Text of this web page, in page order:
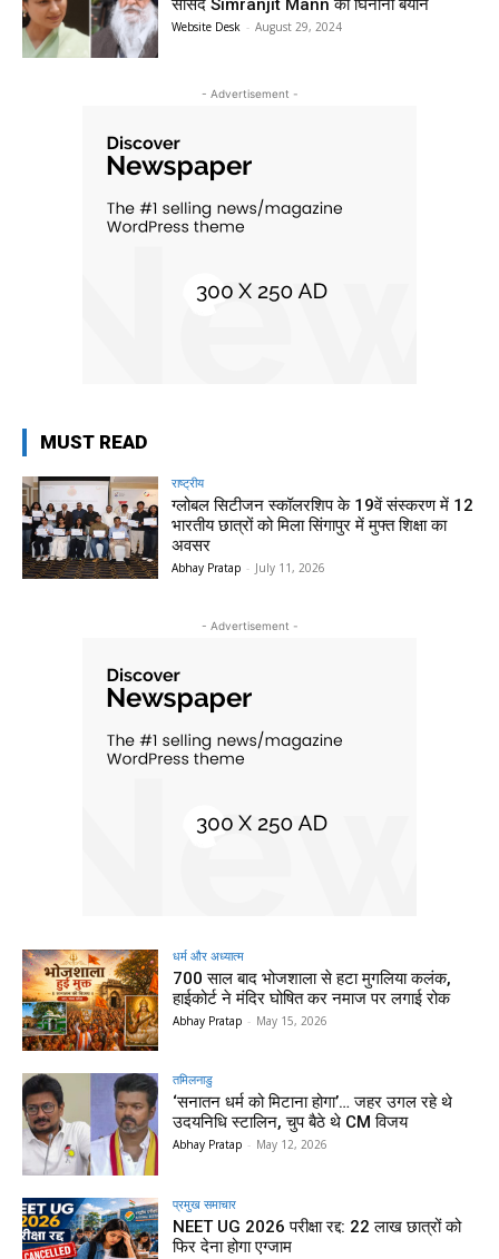
सांसद Simranjit Mann का घिनौना बयान
Website Desk - August 29, 2024
- Advertisement -
MUST READ
राष्ट्रीय
ग्लोबल सिटीजन स्कॉलरशिप के 19वें संस्करण में 12
भारतीय छात्रों को मिला सिंगापुर में मुफ्त शिक्षा का
अवसर
Abhay Pratap - July 11, 2026
- Advertisement -
धर्म और अध्यात्म
700 साल बाद भोजशाला से हटा मुगलिया कलंक,
हाईकोर्ट ने मंदिर घोषित कर नमाज पर लगाई रोक
Abhay Pratap - May 15, 2026
तमिलनाडु
‘सनातन धर्म को मिटाना होगा’… जहर उगल रहे थे
उदयनिधि स्टालिन, चुप बैठे थे CM विजय
Abhay Pratap - May 12, 2026
प्रमुख समाचार‎
NEET UG 2026 परीक्षा रद्द: 22 लाख छात्रों को
फिर देना होगा एग्जाम